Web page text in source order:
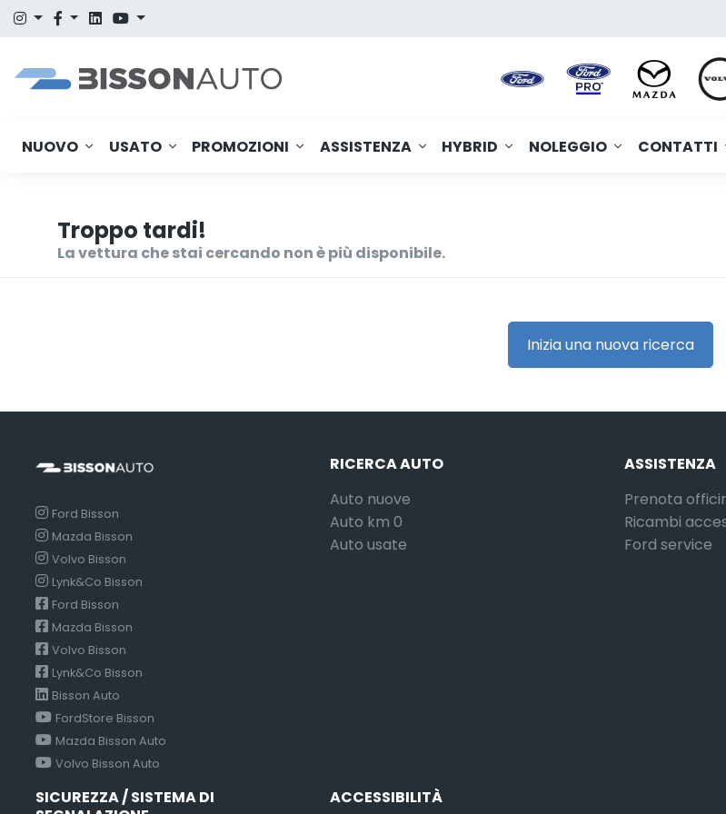
NUOVO USATO PROMOZIONI ASSISTENZA HYBRID NOLEGGIO CONTATTI
Troppo tardi!
La vettura che stai cercando non è più disponibile.
Inizia una nuova ricerca
Ford Bisson
Mazda Bisson
Volvo Bisson
Lynk&Co Bisson
Ford Bisson
Mazda Bisson
Volvo Bisson
Lynk&Co Bisson
Bisson Auto
FordStore Bisson
Mazda Bisson Auto
Volvo Bisson Auto
RICERCA AUTO
Auto nuove
Auto km 0
Auto usate
ASSISTENZA
Prenota
Ricambi
Ford service
SICUREZZA / SISTEMA DI
ACCESSIBILITÀ